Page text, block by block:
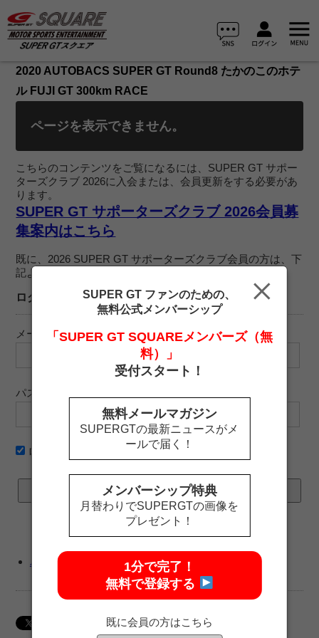
2020 AUTOBACS SUPER GT Round8 たかのこのホテ
ル FUJI GT 300km RACE
ページを表示できません。
こちらのコンテンツをご覧になるには、SUPER GT サポー
ターズクラブ 2026に入会または、会員更新をする必要があ
ります。
SUPER GT サポーターズクラブ 2026会員募
集案内はこちら
既に、2026 SUPER GT サポーターズクラブ会員の方は、下
記よりログインを行ってご覧ください。
ログイン
メールアドレス
パスワード
ログイン情報を記憶
パスワードをお忘れですか ?
SUPER GT ファンのための、
無料公式メンバーシップ
「SUPER GT SQUAREメンバーズ（無
料）」
受付スタート！
無料メールマガジン
SUPERGTの最新ニュースがメ
ールで届く！
メンバーシップ特典
月替わりでSUPERGTの画像を
プレゼント！
1分で完了！
無料で登録する
既に会員の方はこちら